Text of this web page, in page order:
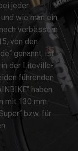
jeder
wie man ein
verbessern
von den
genannt, ist
der Liteville-
führenden
haben
mit 130 mm
bzw. für